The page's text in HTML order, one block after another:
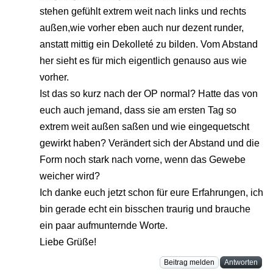
stehen gefühlt extrem weit nach links und rechts
außen,wie vorher eben auch nur dezent runder,
anstatt mittig ein Dekolleté zu bilden. Vom Abstand
her sieht es für mich eigentlich genauso aus wie
vorher.
Ist das so kurz nach der OP normal? Hatte das von
euch auch jemand, dass sie am ersten Tag so
extrem weit außen saßen und wie eingequetscht
gewirkt haben? Verändert sich der Abstand und die
Form noch stark nach vorne, wenn das Gewebe
weicher wird?
Ich danke euch jetzt schon für eure Erfahrungen, ich
bin gerade echt ein bisschen traurig und brauche
ein paar aufmunternde Worte.
Liebe Grüße!
Beitrag melden Antworten